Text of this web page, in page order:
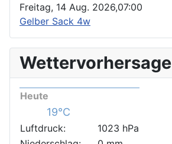
Freitag, 14 Aug. 2026,07:00
Gelber Sack 4w
Wettervorhersage
Heute
19°C
Luftdruck:
1023 hPa